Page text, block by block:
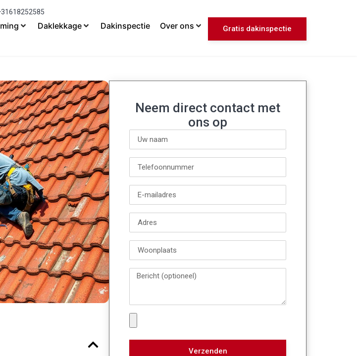
Daklekkage Dakinspectie Over ons Gratis dakinspectie
Neem direct contact met
ons op
Verzenden